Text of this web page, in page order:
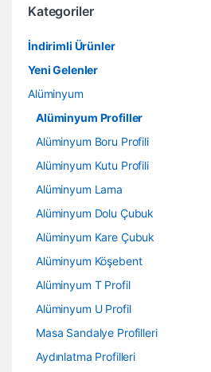
Kategoriler
İndirimli Ürünler
Yeni Gelenler
Alüminyum
Alüminyum Profiller
Alüminyum Boru Profili
Alüminyum Kutu Profili
Alüminyum Lama
Alüminyum Dolu Çubuk
Alüminyum Kare Çubuk
Alüminyum Köşebent
Alüminyum T Profil
Alüminyum U Profil
Masa Sandalye Profilleri
Aydınlatma Profilleri